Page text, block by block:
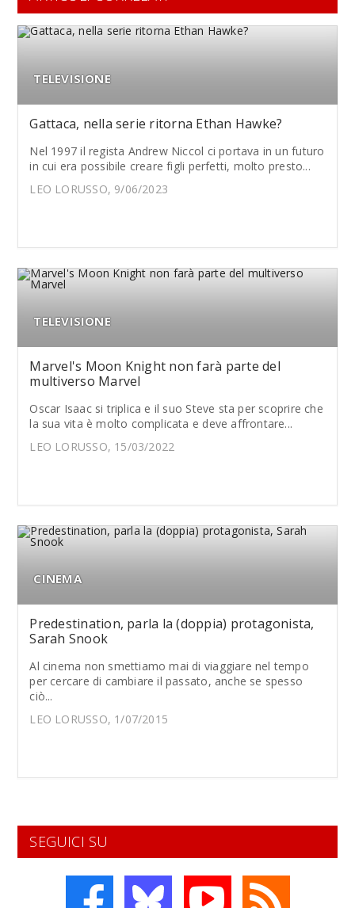
TELEVISIONE
Gattaca, nella serie ritorna Ethan Hawke?
Nel 1997 il regista Andrew Niccol ci portava in un futuro
in cui era possibile creare figli perfetti, molto presto...
LEO LORUSSO, 9/06/2023
TELEVISIONE
Marvel's Moon Knight non farà parte del
multiverso Marvel
Oscar Isaac si triplica e il suo Steve sta per scoprire che
la sua vita è molto complicata e deve affrontare...
LEO LORUSSO, 15/03/2022
CINEMA
Predestination, parla la (doppia) protagonista,
Sarah Snook
Al cinema non smettiamo mai di viaggiare nel tempo
per cercare di cambiare il passato, anche se spesso
ciò...
LEO LORUSSO, 1/07/2015
SEGUICI SU